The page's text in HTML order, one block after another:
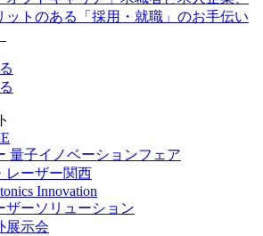
量子イノベーションフェア
レーザー関西
Innovation
ザーソリューション
展示会